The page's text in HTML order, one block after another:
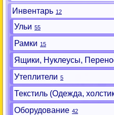
Инвентарь 12
Ульи 55
Рамки 15
Ящики, Нуклеусы,
Утеплители 5
Текстиль (Одежда,
Оборудование 42